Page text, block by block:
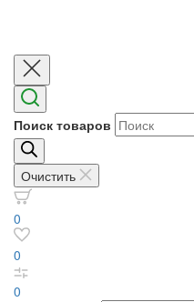
Поиск товаров
Очистить
0
0
0